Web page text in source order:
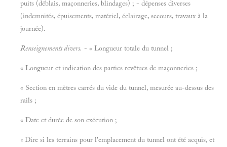
puits (déblais, maçonneries, blindages) ; - dépenses diverses
(indemnités, épuisements, matériel, éclairage, secours, travaux à la
journée).
Renseignements divers. - « Longueur totale du tunnel ;
« Longueur et indication des parties revêtues de maçonneries ;
« Section en mètres carrés du vide du tunnel, mesurée au-dessus des
rails ;
« Date et durée de son exécution ;
« Dire si les terrains pour l'emplacement du tunnel ont été acquis, et